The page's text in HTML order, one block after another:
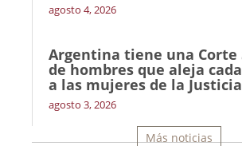
agosto 4, 2026
Argentina tiene una Corte
de hombres que aleja
a las mujeres de la Justicia
agosto 3, 2026
Más noticias